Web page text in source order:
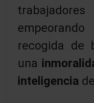
recogida de
una
inteligencia